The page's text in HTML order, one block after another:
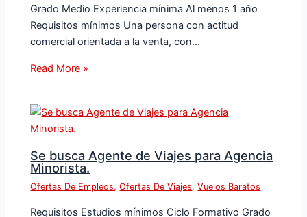
Grado Medio Experiencia mínima Al menos 1 año
Requisitos mínimos Una persona con actitud
comercial orientada a la venta, con…
Read More »
Se busca Agente de Viajes para Agencia
Minorista.
Ofertas De Empleos,Ofertas De Viajes,Vuelos Baratos
Requisitos Estudios mínimos Ciclo Formativo Grado